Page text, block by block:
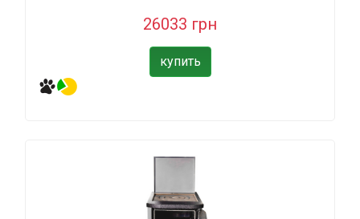
26033 грн
купить